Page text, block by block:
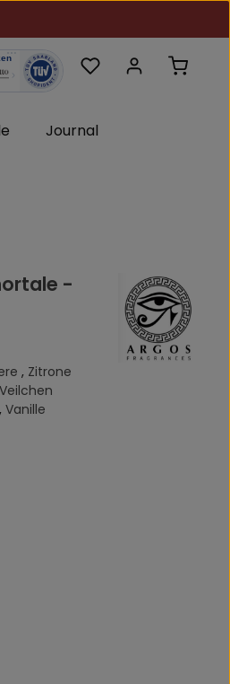
Du hast 0 Produkte
Journal
-
, Zitrone
Veilchen
,Vanille